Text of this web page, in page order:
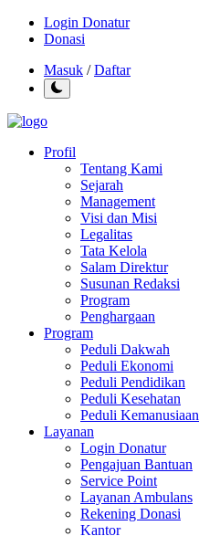
Login Donatur
Donasi
Masuk /Daftar
Profil
Tentang Kami
Sejarah
Management
Visi dan Misi
Legalitas
Tata Kelola
Salam Direktur
Susunan Redaksi
Program
Penghargaan
Program
Peduli Dakwah
Peduli Ekonomi
Peduli Pendidikan
Peduli Kesehatan
Peduli Kemanusiaan
Layanan
Login Donatur
Pengajuan Bantuan
Service Point
Layanan Ambulans
Rekening Donasi
Kantor